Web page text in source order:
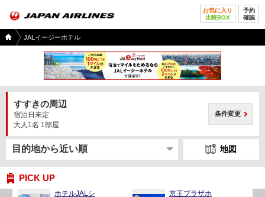
お気に入り
比較BOX
予約
確認
国内
ツア
JALイージーホテル
すすきの周辺
宿泊日未定
大人1名 1部屋
条件変更
地図
PICK UP
ホテルJALシ
京王プラザホ